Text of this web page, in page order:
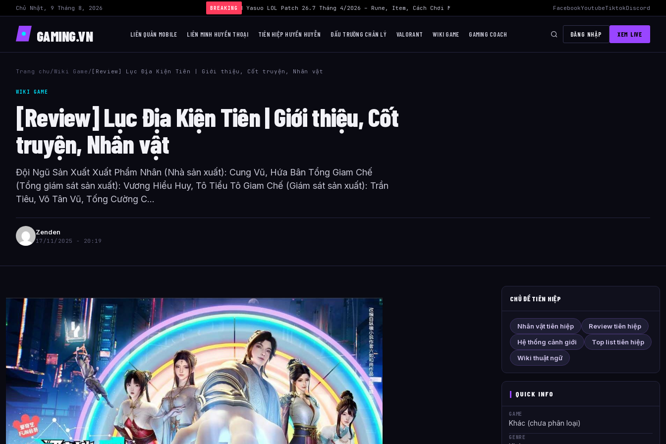
Chủ Nhật, 9 Tháng 8, 2026 BREAKING
› Build Yasuo LOL Patch 26.7 Tháng 4/2026 – Rune, Item, Cách Chơi Mid Hiệu Quả Nhất AWC 2026 Liên Quân Mobile – Lịch Thi Đấu,
FacebookYoutubeTiktokDiscord
GAMING.VN LIÊN QUÂN MOBILE LIÊN MINH HUYỀN THOẠI TIÊN HIỆP HUYỀN HUYỄN ĐẤU TRƯỜNG CHÂN LÝ VALORANT WIKI GAME GAMING COACH ĐĂNG NHẬP XEM LIVE
Trang chu /Wiki Game / [Review] Lục Địa Kiện Tiên | Giới thiệu, Cốt truyện, Nhân vật
WIKI GAME
[Review] Lục Địa Kiện Tiên | Giới thiệu, Cốt
truyện, Nhân vật
Đội Ngũ Sản Xuất Xuất Phẩm Nhân (Nhà sản xuất): Cung Vũ, Hứa Bân Tổng Giam Chế
(Tổng giám sát sản xuất): Vương Hiểu Huy, Tô Tiểu Tô Giam Chế (Giám sát sản xuất): Trần
Tiêu, Võ Tân Vũ, Tống Cường C...
Zenden
17/11/2025 - 20:19
CHỦ ĐỀ TIÊN HIỆP
Nhân vật tiên hiệp
Review tiên hiệp
Hệ thống cảnh giới
Top list tiên hiệp
Wiki thuật ngữ
QUICK INFO
GAME
Khác (chưa phân loại)
GENRE